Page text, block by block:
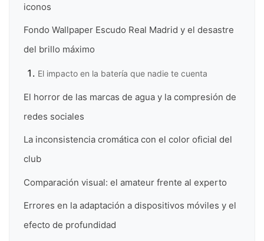
iconos
Fondo Wallpaper Escudo Real Madrid y el desastre
del brillo máximo
El impacto en la batería que nadie te cuenta
El horror de las marcas de agua y la compresión de
redes sociales
La inconsistencia cromática con el color oficial del
club
Comparación visual: el amateur frente al experto
Errores en la adaptación a dispositivos móviles y el
efecto de profundidad